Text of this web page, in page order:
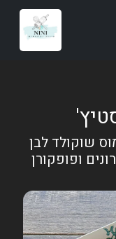
שוקולד לבן
ופופקורן